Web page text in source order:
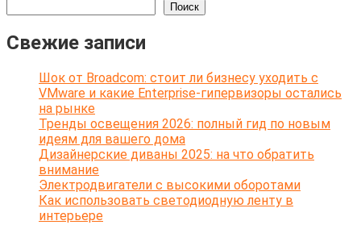
Поиск
Свежие записи
Шок от Broadcom: стоит ли бизнесу уходить с
VMware и какие Enterprise-гипервизоры остались
на рынке
Тренды освещения 2026: полный гид по новым
идеям для вашего дома
Дизайнерские диваны 2025: на что обратить
внимание
Электродвигатели с высокими оборотами
Как использовать светодиодную ленту в
интерьере